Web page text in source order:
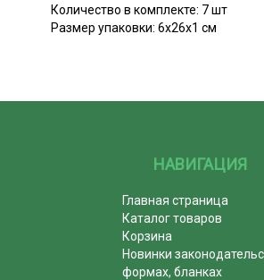
Количество в комплекте: 7 шт
Размер упаковки: 6х26х1 см
НАВИГАЦИЯ
Главная страница
Каталог товаров
Корзина
Новинки
формах, бланках